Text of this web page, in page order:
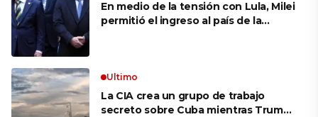
En medio de la tensión con Lula, Milei
permitió el ingreso al país de la
Ultimo
La CIA crea un grupo de trabajo
secreto sobre Cuba mientras Trump